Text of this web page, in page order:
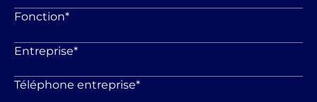
Fonction*
Entreprise*
Téléphone entreprise*